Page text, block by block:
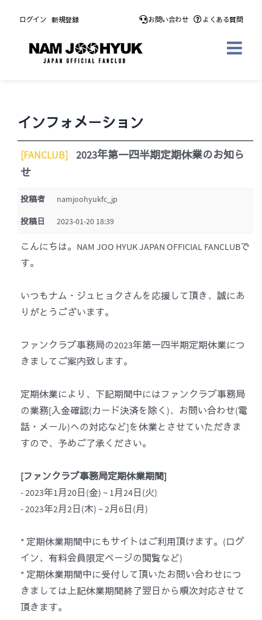
content
ログイン 新規登録 お問い合わせ よくある質問
インフォメーション
[FANCLUB]
2023年第一四半期定期休業のお知ら
せ
投稿者 namjoohyukfc_jp
投稿日 2023-01-20 18:39
こんにちは。NAM JOO HYUK JAPAN OFFICIAL FANCLUBで
す。
いつもナム・ジュヒョクさんを応援して頂き、誠にあ
りがとうございます。
ファンクラブ事務局の2023年第一四半期定期休業につ
きましてご案内致します。
定期休業により、下記期間中にはファンクラブ事務局
の業務[入金確認(カード決済を除く)、お問い合わせ(電
話・メール)への対応など]を休業とさせていただきま
すので、 予めご了承ください。
[ファンクラブ事務局定期休業期間]
- 2023年1月20日(金) ~ 1月24日(火)
- 2023年2月2日(木) ~ 2月6日(月)
* 定期休業期間中にもサイトはご利用頂けます。(ログ
イン、有料会員限定ページの閲覧など)
* 定期休業期間中に受付して頂いたお問い合わせにつ
きましては上記休業期間終了翌日から順次対応させて
頂きます。